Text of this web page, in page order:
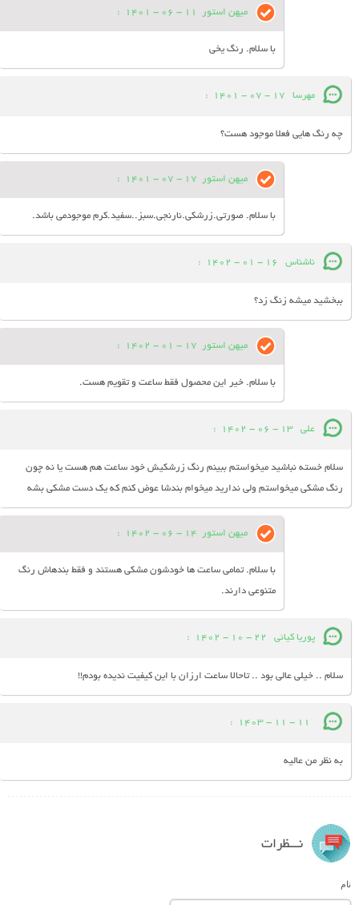
میهن استور 11 - 06 - 1401
:
با سلام. رنگ یخی
مهرسا 17 - 07 - 1401
:
چه رنگ هایی فعلا موجود هست؟
میهن استور 17 - 07 - 1401
:
با سلام. صورتی.زرشکی.نارنجی.سبز..سفید.کرم موجودمی باشد.
ناشناس 16 - 01 - 1402
:
ببخشید میشه زنگ زد؟
میهن استور 17 - 01 - 1402
:
با سلام. خیر این محصول فقط ساعت و تقویم هست.
علی 13 - 06 - 1402
:
سلام خسته نباشید میخواستم ببینم رنگ زرشکیش خود ساعت هم هست یا نه چون
رنگ مشکی میخواستم ولی ندارید میخوام بندشا عوض کنم که یک دست مشکی بشه
میهن استور 14 - 06 - 1402
:
با سلام. تمامی ساعت ها خودشون مشکی هستند و فقط بندهاش رنگ
متنوعی دارند.
پوریا کیائی 22 - 10 - 1402
:
سلام .. خیلی عالی بود .. تاحالا ساعت ارزان با این کیفیت ندیده بودم!!
11 - 11 - 1403
:
به نظر من عالیه
نـــظرات
نام